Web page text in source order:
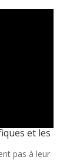
et les
pas à leur